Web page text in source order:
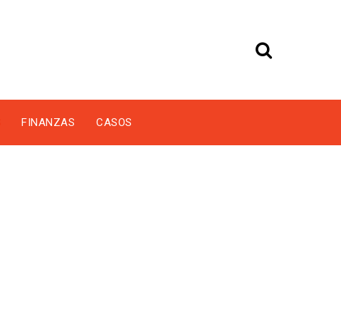
FINANZAS CASOS